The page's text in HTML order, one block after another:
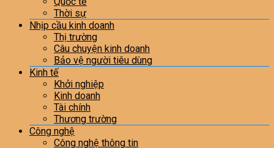
Thời sự
Nhịp cầu kinh doanh
Thị trường
Câu chuyện kinh doanh
Bảo vệ người tiêu dùng
Kinh tế
Khởi nghiệp
Kinh doanh
Tài chính
Thương trường
Công nghệ
Công nghệ thông tin